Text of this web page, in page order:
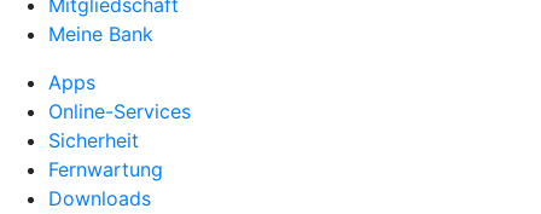
Mitgliedschaft
Meine Bank
Apps
Online-Services
Sicherheit
Fernwartung
Downloads